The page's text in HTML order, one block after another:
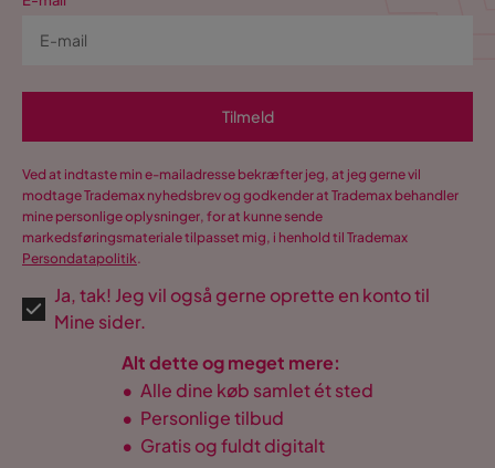
Tilmeld
Ved at indtaste min e-mailadresse bekræfter jeg, at jeg gerne vil
modtage Trademax nyhedsbrev og godkender at Trademax behandler
mine personlige oplysninger, for at kunne sende
markedsføringsmateriale tilpasset mig, i henhold til Trademax
Persondatapolitik.
Ja, tak! Jeg vil også gerne oprette en konto til
Mine sider.
Alt dette og meget mere:
• Alle dine køb samlet ét sted
• Personlige tilbud
• Gratis og fuldt digitalt